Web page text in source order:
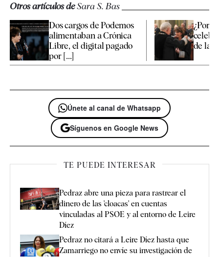
Otros artículos deSara S. Bas
Dos cargos de Podemos
alimentaban a Crónica
Libre, el digital pagado
por [...]
¿Por
de la
Únete al canal de Whatsapp
Síguenos en Google News
TE PUEDE INTERESAR
Pedraz abre una pieza para rastrear el
dinero de las 'cloacas' en cuentas
vinculadas al PSOE y al entorno de Leire
Díez
Pedraz no citará a Leire Díez hasta que
Zamarriego no envíe su investigación de